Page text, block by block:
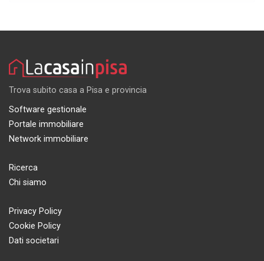
Trova subito casa a Pisa e provincia
Software gestionale
Portale immobiliare
Network immobiliare
Ricerca
Chi siamo
Privacy Policy
Cookie Policy
Dati societari